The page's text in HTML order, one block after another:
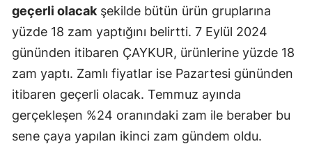
geçerli olacak şekilde bütün ürün gruplarına
yüzde 18 zam yaptığını belirtti. 7 Eylül 2024
gününden itibaren ÇAYKUR, ürünlerine yüzde 18
zam yaptı. Zamlı fiyatlar ise Pazartesi gününden
itibaren geçerli olacak. Temmuz ayında
gerçekleşen %24 oranındaki zam ile beraber bu
sene çaya yapılan ikinci zam gündem oldu.